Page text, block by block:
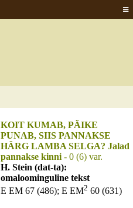
KOIT KUMAB, PÄIKE
PUNAB, SIIS PANNAKSE
HÄRG LAMBA SELGA? Jalad
pannakse kinni - 0 (6) var.
H. Stein (dat-ta):
omaloominguline tekst
E EM 67 (486); E EM2 60 (631)